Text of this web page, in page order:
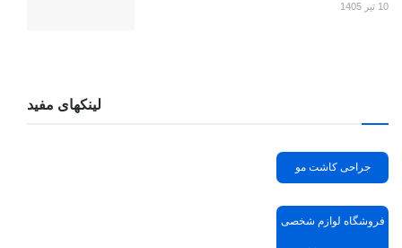
10 تیر 1405
لینکهای مفید
جراحی کاشت مو
فروشگاه لوازم شخصی